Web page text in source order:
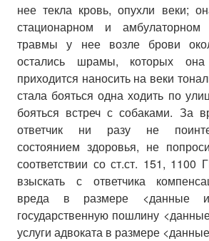
нее текла кровь, опухли веки;
стационарном и
травмы у нее возле брови
остались шрамы, которых она
приходится наносить на веки
стала бояться одна ходить по
бояться встреч с собаками. За
ответчик ни разу не
состоянием здоровья, не
соответствии со ст.ст. 151,
взыскать с ответчика
вреда в размере <данные
государственную пошлину
услуги адвоката в размере